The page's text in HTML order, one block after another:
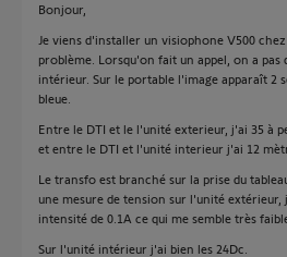
Bonjour,
Je viens d'installer un visiophone V500
problème. Lorsqu'on fait un appel, on a
intérieur. Sur le portable l'image apparaît 2
bleue.
Entre le DTI et le l'unité exterieur, j'ai 35 à
et entre le DTI et l'unité interieur j'ai 12
Le transfo est branché sur la prise du
une mesure de tension sur l'unité
intensité de 0.1A ce qui me semble très
Sur l'unité intérieur j'ai bien les 24Dc.